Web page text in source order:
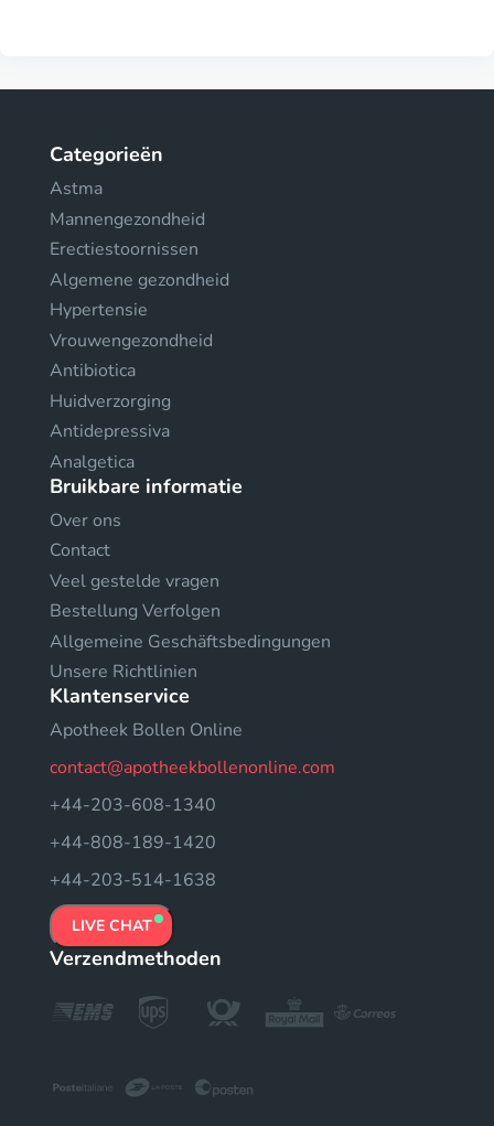
Categorieën
Astma
Mannengezondheid
Erectiestoornissen
Algemene gezondheid
Hypertensie
Vrouwengezondheid
Antibiotica
Huidverzorging
Antidepressiva
Analgetica
Bruikbare informatie
Over ons
Contact
Veel gestelde vragen
Bestellung Verfolgen
Allgemeine Geschäftsbedingungen
Unsere Richtlinien
Klantenservice
Apotheek Bollen Online
contact@apotheekbollenonline.com
+44-203-608-1340
+44-808-189-1420
+44-203-514-1638
LIVE CHAT
Verzendmethoden